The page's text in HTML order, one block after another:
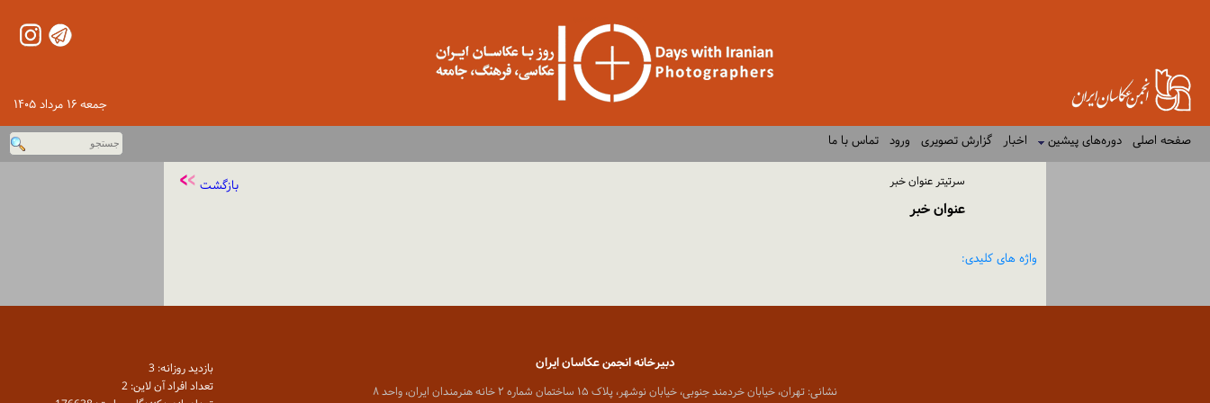
جمعه ۱۶ مرداد ۱۴۰۵
صفحه اصلی دوره‌های پیشین اخبار گزارش تصویری ورود تماس با ما
بازگشت سرتیتر عنوان خبر
عنوان خبر
واژه های کلیدی:
دبیرخانه انجمن عکاسان ایران
نشانی: تهران، خیابان خردمند جنوبی، خیابان نوشهر، پلاک ۱۵ ساختمان شماره ۲ خانه هنرمندان ایران، واحد ۸
بازديد روزانه: 3
تعداد افراد آن لاين: 2